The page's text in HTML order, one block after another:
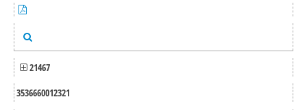
21467
3536660012321